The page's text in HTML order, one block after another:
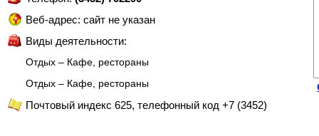
Веб-адрес: сайт не указан
Виды деятельности:
Отдых – Кафе, рестораны
Отдых – Кафе, рестораны
Почтовый индекс 625, телефонный код +7 (3452)